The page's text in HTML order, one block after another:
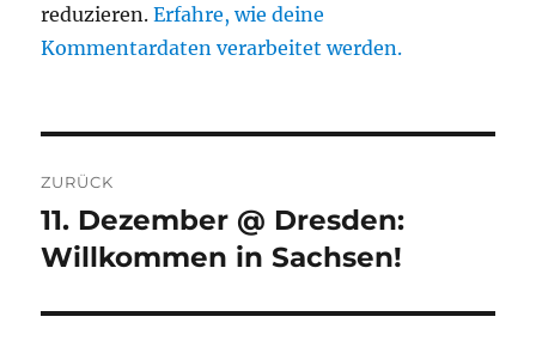
reduzieren.Erfahre, wie deine
Kommentardaten verarbeitet werden.
ZURÜCK
Vorheriger
Beitrag:
11. Dezember @ Dresden:
Willkommen in Sachsen!